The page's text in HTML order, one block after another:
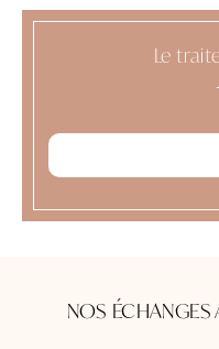
Le
NOS ÉCHANGES